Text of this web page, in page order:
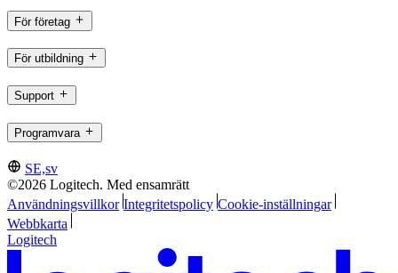
För företag
För utbildning
Support
Programvara
SE,sv
©2026 Logitech. Med ensamrätt
Användningsvillkor Integritetspolicy Cookie-inställningar
Webbkarta
Logitech